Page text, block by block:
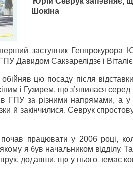
Шокіна
заступник Генпрокурора
Давидом Сакварелідзе і
цю посаду після
і Гузирем, що з’явилася
ГПУ за різними напрямами, а
й закінчилися. Севрук
працювати у 2006 році,
я був начальником
додавши, що у нього немає